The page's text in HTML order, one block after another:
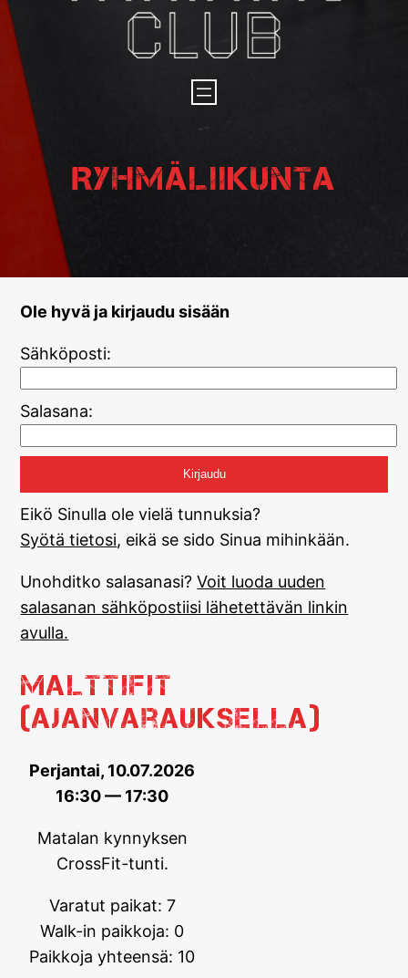
Ryhmäliikunta
Ole hyvä ja kirjaudu sisään
Sähköposti:
Salasana:
Eikö Sinulla ole vielä tunnuksia?
Syötä tietosi, eikä se sido Sinua mihinkään.
Unohditko salasanasi?Voit luoda uuden
salasanan sähköpostiisi lähetettävän linkin
avulla.
MalttiFit
(ajanvarauksella)
Perjantai, 10.07.2026
16:30 — 17:30
Matalan kynnyksen
CrossFit-tunti.
Varatut paikat: 7
Walk-in paikkoja: 0
Paikkoja yhteensä: 10